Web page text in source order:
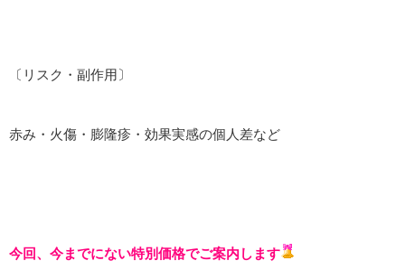
〔リスク・副作用〕
赤み・火傷・膨隆疹・効果実感の個人差など
今回、今までにない特別価格でご案内します